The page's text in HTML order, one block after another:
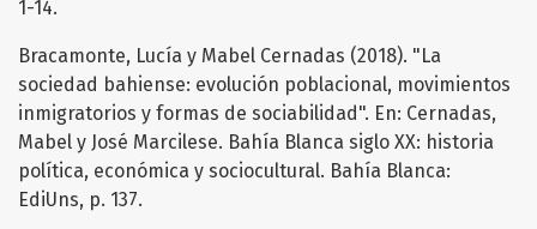
1-14.
Bracamonte, Lucía y Mabel Cernadas (2018). "La
sociedad bahiense: evolución poblacional, movimientos
inmigratorios y formas de sociabilidad". En: Cernadas,
Mabel y José Marcilese. Bahía Blanca siglo XX: historia
política, económica y sociocultural. Bahía Blanca:
EdiUns, p. 137.